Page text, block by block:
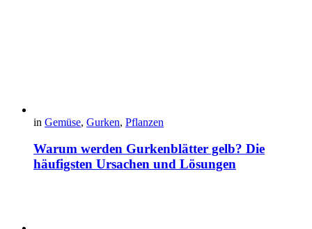
in Gemüse, Gurken, Pflanzen
Warum werden Gurkenblätter gelb? Die
häufigsten Ursachen und Lösungen